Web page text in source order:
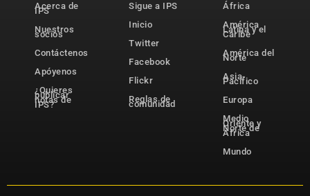
Acerca de
IPS
Nuestros
socios
Contáctenos
Apóyenos
¿Quieres
publicar
notas de
IPS?
Sigue a IPS
Inicio
Twitter
Facebook
Flickr
Reglas de
comunidad
África
América
Latina y el
Caribe
América del
Norte
Asia-
Pacífico
Europa
Medio
Oriente y
Norte de
África
Mundo